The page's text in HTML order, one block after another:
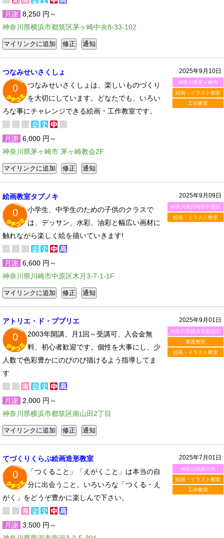
月謝 8,250 円～
神奈川県横浜市都筑区茅ヶ崎中央8-33-102
2025年9月10日
神奈川県茅ヶ崎市
絵画・イラスト教室
工作教室
つなみせいさくしょ
0
つなみせいさくしょは、楽しいものづくり
を大切にしています。どなたでも、いろい
ろな事にチャレンジできる絵画・工作教室です。
月謝 6,000 円～
神奈川県茅ヶ崎市 茅ヶ崎教会2F
2025年9月09日
神奈川県川崎市中原区
絵画・イラスト教室
絵画教室タブノキ
0
小学生、中学生のための子供のクラスで
は、デッサン、水彩、油彩と幅広い画材に
触れながら楽しく絵を描いていきます!
月謝 6,600 円～
神奈川県川崎市中原区木月3-7-1-1F
2025年9月01日
神奈川県横浜市都筑区
書道教室
絵画・イラスト教室
アトリエ・ド・ププリエ
0
2003年開講、月1回～受講可、入会金無
料、初心者歓迎です。個性を大事にし、少
人数で色彩豊かにのびのび描けるよう指導してま
す
月謝 2,000 円～
神奈川県横浜市都筑区南山田2丁目
2025年7月01日
神奈川県藤沢市
絵画・イラスト教室
工作教室
てづくりくらぶ絵画造形教室
0
「つくること」「えがくこと」は本当の自
分に出会うこと。いろいろな「つくる・え
がく」をどうぞ豊かに楽しんで下さい。
月謝 3,500 円～